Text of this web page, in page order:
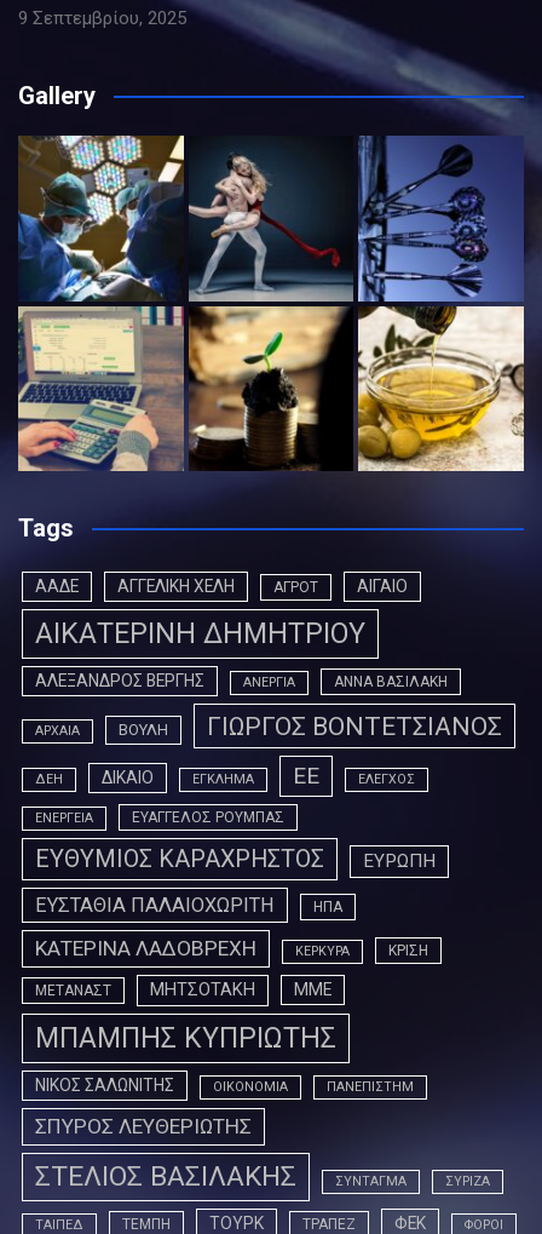
9 Σεπτεμβρίου, 2025
Gallery
Tags
ΑΑΔΕ ΑΓΓΕΛΙΚΗ ΧΕΛΗ ΑΓΡΟΤ ΑΙΓΑΙΟ
ΑΙΚΑΤΕΡΙΝΗ ΔΗΜΗΤΡΙΟΥ
ΑΛΕΞΑΝΔΡΟΣ ΒΕΡΓΗΣ ΑΝΕΡΓΙΑ ΑΝΝΑ ΒΑΣΙΛΑΚΗ
ΑΡΧΑΙΑ ΒΟΥΛΗ ΓΙΩΡΓΟΣ ΒΟΝΤΕΤΣΙΑΝΟΣ
ΔΕΗ ΔΙΚΑΙΟ ΕΓΚΛΗΜΑ ΕΕ ΕΛΕΓΧΟΣ
ΕΝΕΡΓΕΙΑ ΕΥΑΓΓΕΛΟΣ ΡΟΥΜΠΑΣ
ΕΥΘΥΜΙΟΣ ΚΑΡΑΧΡΗΣΤΟΣ ΕΥΡΩΠΗ
ΕΥΣΤΑΘΙΑ ΠΑΛΑΙΟΧΩΡΙΤΗ ΗΠΑ
ΚΑΤΕΡΙΝΑ ΛΑΔΟΒΡΕΧΗ ΚΕΡΚΥΡΑ ΚΡΙΣΗ
ΜΕΤΑΝΑΣΤ ΜΗΤΣΟΤΑΚΗ ΜΜΕ
ΜΠΑΜΠΗΣ ΚΥΠΡΙΩΤΗΣ
ΝΙΚΟΣ ΣΑΛΩΝΙΤΗΣ ΟΙΚΟΝΟΜΙΑ ΠΑΝΕΠΙΣΤΗΜ
ΣΠΥΡΟΣ ΛΕΥΘΕΡΙΩΤΗΣ
ΣΤΕΛΙΟΣ ΒΑΣΙΛΑΚΗΣ ΣΥΝΤΑΓΜΑ ΣΥΡΙΖΑ
ΤΑΙΠΕΔ ΤΕΜΠΗ ΤΟΥΡΚ ΤΡΑΠΕΖ ΦΕΚ ΦΟΡΟΙ